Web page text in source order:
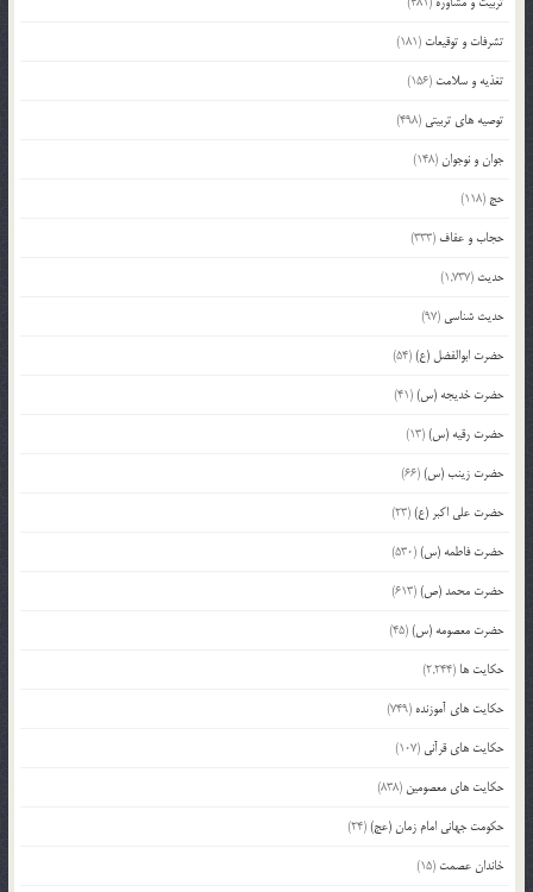
تشرفات و توقیعات (181)
تغذیه و سلامت (156)
توصیه های تربیتی (498)
جوان و نوجوان(148)
حج (118)
حجاب و عفاف (333)
حدیث (1,737)
حدیث شناسی (97)
حضرت ابوالفضل (ع)(54)
حضرت خدیجه (س)(41)
حضرت رقیه (س)(13)
حضرت زینب (س)(66)
حضرت علی اکبر (ع)(23)
حضرت فاطمه (س)(530)
حضرت محمد (ص)(613)
حضرت معصومه (س)(45)
حکایت ها (2,244)
حکایت های آموزنده (749)
حکایت های قرآنی (107)
حکایت های معصومین (838)
حکومت جهانی امام زمان (عج)(24)
خاندان عصمت (15)